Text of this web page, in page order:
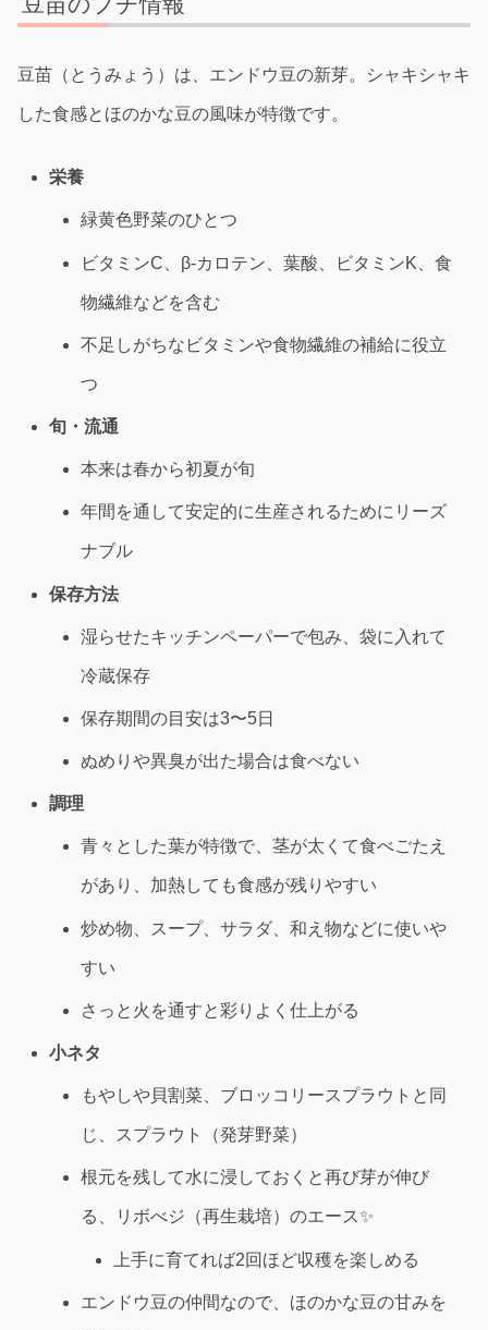
豆苗（とうみょう）は、エンドウ豆の新芽。シャキシャキ
した食感とほのかな豆の風味が特徴です。
栄養
緑黄色野菜のひとつ
ビタミンC、β-カロテン、葉酸、ビタミンK、食
物繊維などを含む
不足しがちなビタミンや食物繊維の補給に役立
つ
旬・流通
本来は春から初夏が旬
年間を通して安定的に生産されるためにリーズ
ナブル
保存方法
湿らせたキッチンペーパーで包み、袋に入れて
冷蔵保存
保存期間の目安は3〜5日
ぬめりや異臭が出た場合は食べない
調理
青々とした葉が特徴で、茎が太くて食べごたえ
があり、加熱しても食感が残りやすい
炒め物、スープ、サラダ、和え物などに使いや
すい
さっと火を通すと彩りよく仕上がる
小ネタ
もやしや貝割菜、ブロッコリースプラウトと同
じ、スプラウト（発芽野菜）
根元を残して水に浸しておくと再び芽が伸び
る、リボべジ（再生栽培）のエース✨
上手に育てれば2回ほど収穫を楽しめる
エンドウ豆の仲間なので、ほのかな豆の甘みを